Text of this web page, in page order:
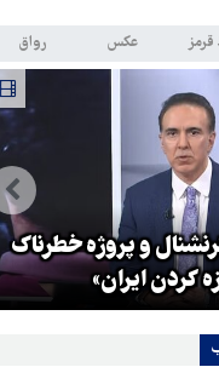
عکس رواق
و پروژه خطرناک
کردن ایران»